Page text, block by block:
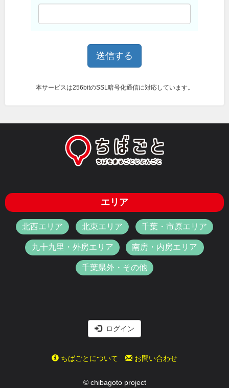
本サービスは256bitのSSL暗号化通信に対応しています。
エリア
北西エリア 北東エリア 千葉・市原エリア
九十九里・外房エリア 南房・内房エリア
千葉県外・その他
ログイン
ちばごとについて お問い合わせ
© chibagoto project